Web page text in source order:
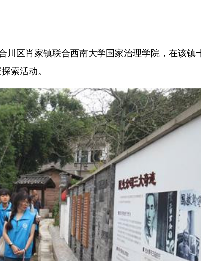
川区肖家镇联合西南大学国家治理学院，在该镇
索活动。